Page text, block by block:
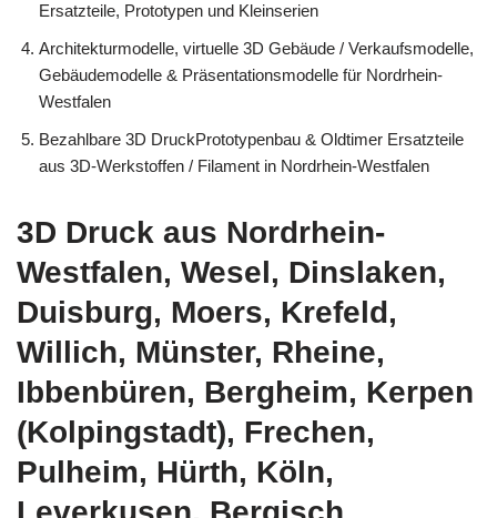
Ersatzteile, Prototypen und Kleinserien
Architekturmodelle, virtuelle 3D Gebäude / Verkaufsmodelle,
Gebäudemodelle & Präsentationsmodelle für Nordrhein-
Westfalen
Bezahlbare 3D DruckPrototypenbau & Oldtimer Ersatzteile
aus 3D-Werkstoffen / Filament in Nordrhein-Westfalen
3D Druck aus Nordrhein-
Westfalen, Wesel, Dinslaken,
Duisburg, Moers, Krefeld,
Willich, Münster, Rheine,
Ibbenbüren, Bergheim, Kerpen
(Kolpingstadt), Frechen,
Pulheim, Hürth, Köln,